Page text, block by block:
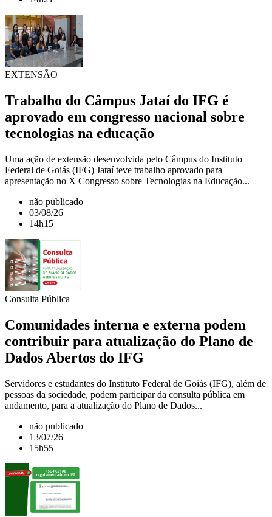
EXTENSÃO
Trabalho do Câmpus Jataí do IFG é
aprovado em congresso nacional sobre
tecnologias na educação
Uma ação de extensão desenvolvida pelo Câmpus do Instituto
Federal de Goiás (IFG) Jataí teve trabalho aprovado para
apresentação no X Congresso sobre Tecnologias na Educação...
não publicado
03/08/26
14h15
Consulta Pública
Comunidades interna e externa podem
contribuir para atualização do Plano de
Dados Abertos do IFG
Servidores e estudantes do Instituto Federal de Goiás (IFG), além de
pessoas da sociedade, podem participar da consulta pública em
andamento, para a atualização do Plano de Dados...
não publicado
13/07/26
15h55